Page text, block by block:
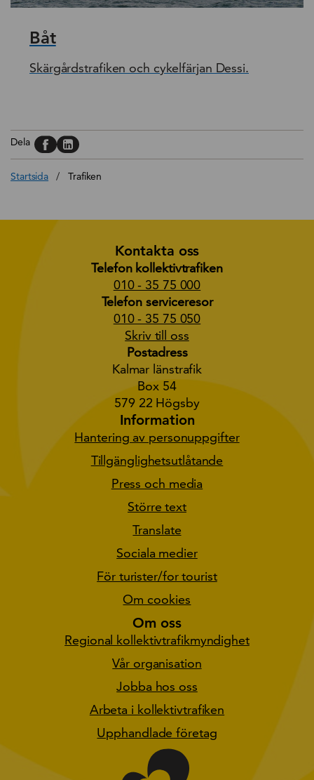
Båt
Skärgårdstrafiken och cykelfärjan Dessi.
Dela Dela på, Facebook
Dela på, Linkedin
Startsida / Trafiken
Kontakta oss
Telefon kollektivtrafiken
010 - 35 75 000
Telefon serviceresor
010 - 35 75 050
Skriv till oss
Postadress
Kalmar länstrafik
Box 54
579 22 Högsby
Information
Hantering av personuppgifter
Tillgänglighetsutlåtande
Press och media
Större text
Translate
Sociala medier
För turister/for tourist
Om cookies
Om oss
Regional kollektivtrafikmyndighet
Vår organisation
Jobba hos oss
Arbeta i kollektivtrafiken
Upphandlade företag
Gå till